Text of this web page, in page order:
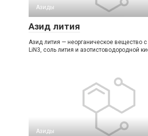
Азиды
Азид лития
Азид лития — неорганическое вещество
LiN3, соль лития и азотистоводородной
Азиды